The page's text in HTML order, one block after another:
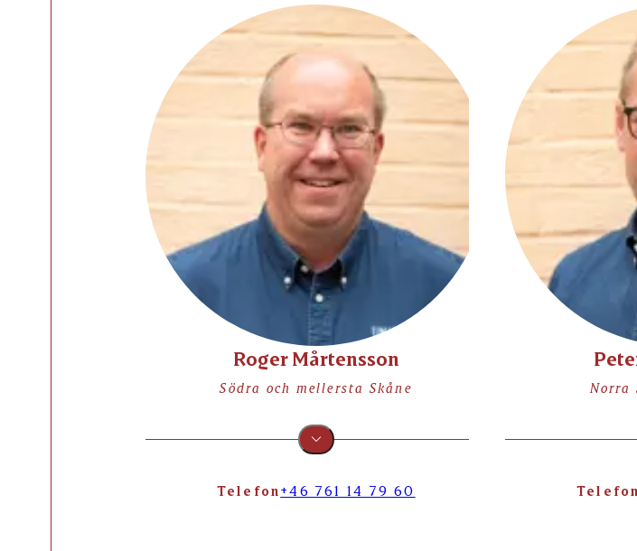
Roger Mårtensson
Södra och mellersta Skåne
Telefon+46 761 14 79 60
Norra
Telefon